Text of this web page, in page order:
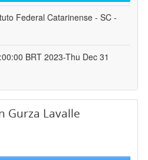
Federal Catarinense - SC -
BRT 2023-Thu Dec 31
Gurza Lavalle